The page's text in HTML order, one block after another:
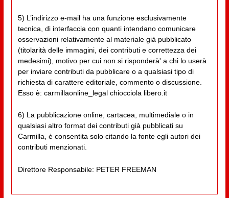
5) L’indirizzo e-mail ha una funzione esclusivamente
tecnica, di interfaccia con quanti intendano comunicare
osservazioni relativamente al materiale già pubblicato
(titolarità delle immagini, dei contributi e correttezza dei
medesimi), motivo per cui non si risponderà' a chi lo userà
per inviare contributi da pubblicare o a qualsiasi tipo di
richiesta di carattere editoriale, commento o discussione.
Esso è: carmillaonline_legal chiocciola libero.it
6) La pubblicazione online, cartacea, multimediale o in
qualsiasi altro format dei contributi già pubblicati su
Carmilla, è consentita solo citando la fonte egli autori dei
contributi menzionati.
Direttore Responsabile: PETER FREEMAN